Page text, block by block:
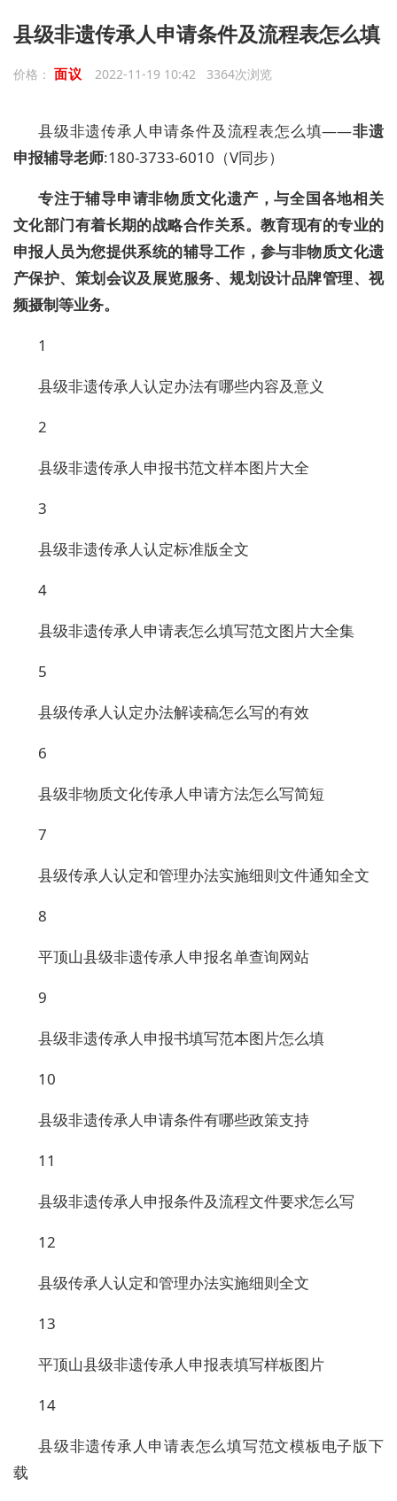
县级非遗传承人申请条件及流程表怎么填
价格： 面议 2022-11-19 10:42 3364次浏览
县级非遗传承人申请条件及流程表怎么填——非遗
申报辅导老师:180-3733-6010（V同步）
专注于辅导申请非物质文化遗产，与全国各地相关
文化部门有着长期的战略合作关系。教育现有的专业的
申报人员为您提供系统的辅导工作，参与非物质文化遗
产保护、策划会议及展览服务、规划设计品牌管理、视
频摄制等业务。
1
县级非遗传承人认定办法有哪些内容及意义
2
县级非遗传承人申报书范文样本图片大全
3
县级非遗传承人认定标准版全文
4
县级非遗传承人申请表怎么填写范文图片大全集
5
县级传承人认定办法解读稿怎么写的有效
6
县级非物质文化传承人申请方法怎么写简短
7
县级传承人认定和管理办法实施细则文件通知全文
8
平顶山县级非遗传承人申报名单查询网站
9
县级非遗传承人申报书填写范本图片怎么填
10
县级非遗传承人申请条件有哪些政策支持
11
县级非遗传承人申报条件及流程文件要求怎么写
12
县级传承人认定和管理办法实施细则全文
13
平顶山县级非遗传承人申报表填写样板图片
14
县级非遗传承人申请表怎么填写范文模板电子版下
载